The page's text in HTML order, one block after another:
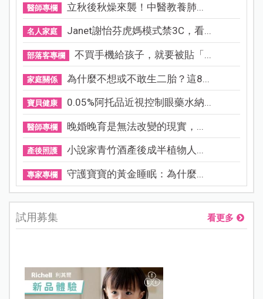
醫師專欄 立秋後秋燥來襲！中醫教養肺...
名人家庭 Janet謝怡芬虎媽模式禁3C，看...
部落客專欄 不買手機給孩子，就要被貼「...
家庭關係 為什麼不想或不敢生二胎？這8...
寶貝健康 0.05%阿托品近視控制眼藥水納...
醫師專欄 晚婚晚育是無法改變的現實，...
產後照護 小說家青竹酒產後成半植物人...
專家專欄 守護寶寶的黃金睡眠：為什麼...
試用募集 看更多